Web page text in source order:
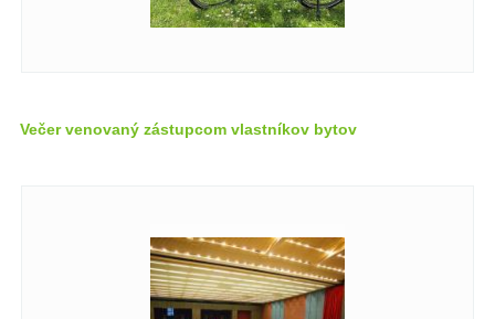
Večer venovaný zástupcom vlastníkov bytov